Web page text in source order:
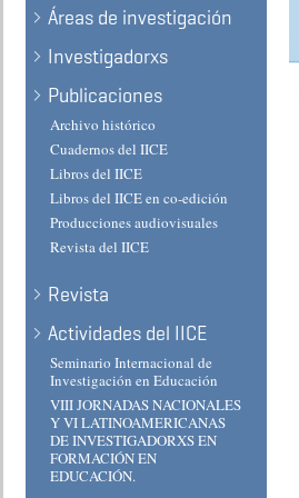
Áreas de investigación
Investigadorxs
Publicaciones
Archivo histórico
Cuadernos del IICE
Libros del IICE
Libros del IICE en co-edición
Producciones audiovisuales
Revista del IICE
Revista
Actividades del IICE
Seminario Internacional de
Investigación en Educación
VIII JORNADAS NACIONALES
Y VI LATINOAMERICANAS
DE INVESTIGADORXS EN
FORMACIÓN EN
EDUCACIÓN.